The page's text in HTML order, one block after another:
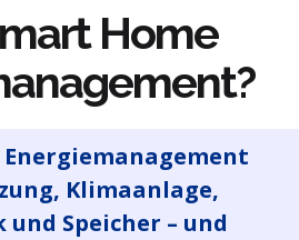
Home
Klimaanlage,
Speicher – und